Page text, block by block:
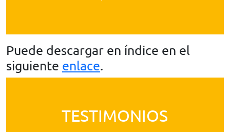
Puede descargar en índice en el
siguiente enlace.
TESTIMONIOS